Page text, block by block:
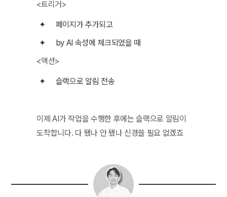
<트리거>
페이지가 추가되고
by AI 속성에 체크되었을 때
<액션>
슬랙으로 알림 전송
이제 AI가 작업을 수행한 후에는 슬랙으로 알림이
도착합니다. 다 됐나 안 됐나 신경쓸 필요 없겠죠